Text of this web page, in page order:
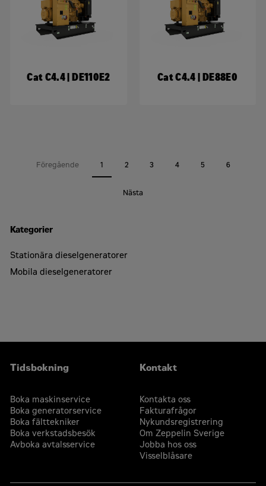
Cat C4.4 | DE110E2 Cat C4.4 | DE88E0
Föregående 1 2 3 4 5 6
Nästa
Kategorier
Stationära dieselgeneratorer
Mobila dieselgeneratorer
Tidsbokning
Boka maskinservice
Boka generatorservice
Boka fälttekniker
Boka verkstadsbesök
Avboka avtalsservice
Kontakt
Kontakta oss
Fakturafrågor
Nykundsregistrering
Om Zeppelin Sverige
Jobba hos oss
Visselblåsare